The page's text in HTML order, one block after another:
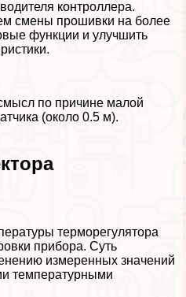
контроллера.
смены прошивки на более
функции и улучшить
по причине малой
(около 0.5 м).
терморегулятора
прибора. Суть
измеренных значений
температурными